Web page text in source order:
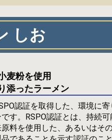
しお
麦粉を使用
添ったラーメン
認証を取得した、環境に寄
す。RSPO認証とは、持続
料を使用した、あるいはそ